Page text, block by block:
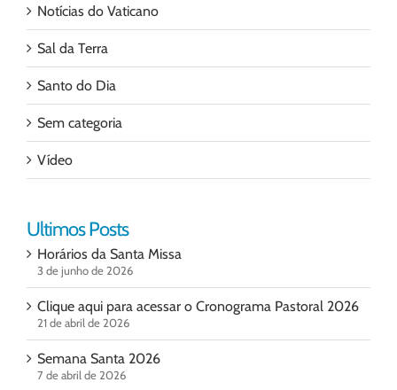
Notícias do Vaticano
Sal da Terra
Santo do Dia
Sem categoria
Vídeo
Ultimos Posts
Horários da Santa Missa
3 de junho de 2026
Clique aqui para acessar o Cronograma Pastoral 2026
21 de abril de 2026
Semana Santa 2026
7 de abril de 2026